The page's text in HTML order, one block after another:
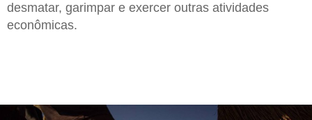
desmatar, garimpar e exercer outras atividades
econômicas.